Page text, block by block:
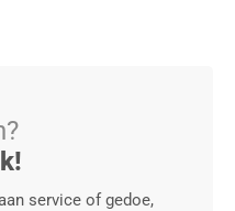
service of gedoe,